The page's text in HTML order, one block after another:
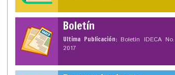
Boletín
Ultima Publicación: Boletín IDECA
2017